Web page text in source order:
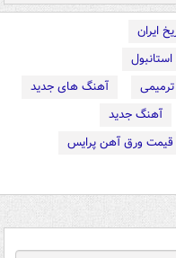
ایران
آهنگ های جدید
آهنگ جدید
قیمت ورق آهن پرایس